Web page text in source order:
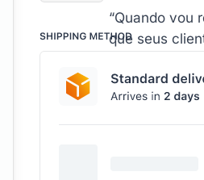
“Quando vou
que seus
Dê aos seus
exibindo